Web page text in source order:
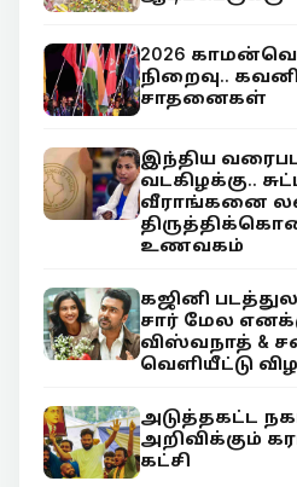
2026
நிறைவு..
சாதனைகள்
இந்திய
வடகிழக்கு..
வீராங்கனை
உணவகம்
கஜினி
சார் மேல
விஸ்வநாத் &
வெளியீட்டு
அடுத்தகட்ட
அறிவிக்கும்
கட்சி